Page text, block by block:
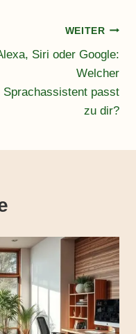
WEITER
Siri oder Google:
Welcher
Sprachassistent passt
zu dir?